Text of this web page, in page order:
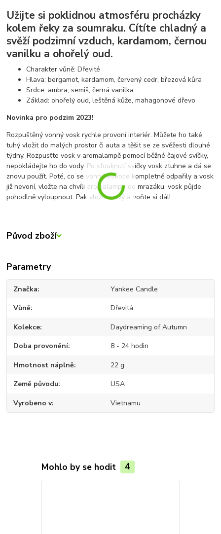
Užijte si poklidnou atmosféru procházky
kolem řeky za soumraku. Cítíte chladný a
svěží podzimní vzduch, kardamom, černou
vanilku a ohořelý oud.
Charakter vůně: Dřevité
Hlava: bergamot, kardamom, červený cedr, březová kůra
Srdce: ambra, semiš, černá vanilka
Základ: ohořelý oud, leštěná kůže, mahagonové dřevo
Novinka pro podzim 2023!
Rozpuštěný vonný vosk rychle provoní interiér. Můžete ho také
tuhý vložit do malých prostor či auta a těšit se ze svěžesti dlouhé
týdny. Rozpusťte vosk v aromalampě pomocí běžné čajové svíčky,
nepokládejte ho do vody. Po sfouknutí svíčky vosk ztuhne a dá se
znovu použít. Poté, co se vonné esence kompletně odpařily a vosk
již nevoní, vložte na chvíli aromalampu do mrazáku, vosk půjde
pohodlně vyloupnout. Pak vložte nový a voňte si dál!
Původ zboží
Parametry
Značka Yankee Candle
Vůně Dřevitá
Kolekce Daydreaming of Autumn
Doba provonění 8 - 24 hodin
Hmotnost náplně 22 g
Země původu USA
Vyrobeno v Vietnamu
Mohlo by se hodit 4